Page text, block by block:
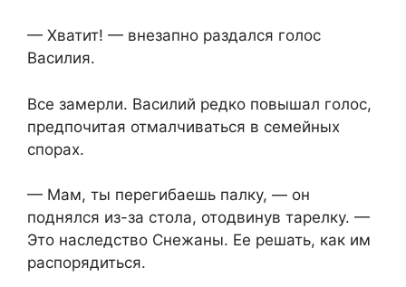
— Хватит! — внезапно раздался голос
Василия.
Все замерли. Василий редко повышал голос,
предпочитая отмалчиваться в семейных
спорах.
— Мам, ты перегибаешь палку, — он
поднялся из-за стола, отодвинув тарелку. —
Это наследство Снежаны. Ее решать, как им
распорядиться.